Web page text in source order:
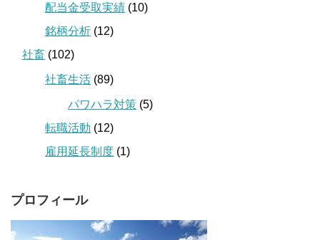
配当金受取実績 (10)
銘柄分析 (12)
社畜 (102)
社畜生活 (89)
パワハラ対策 (5)
転職活動 (12)
雇用延長制度 (1)
プロフィール